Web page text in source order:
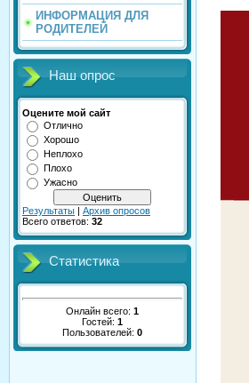
ИНФОРМАЦИЯ ДЛЯ
РОДИТЕЛЕЙ
Наш опрос
Оцените мой сайт
Отлично
Хорошо
Неплохо
Плохо
Ужасно
Результаты | Архив опросов
Всего ответов: 32
Статистика
Онлайн всего: 1
Гостей: 1
Пользователей: 0